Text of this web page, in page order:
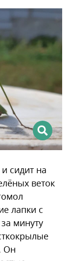
сидит на
веток
лапки с
минуту
Он